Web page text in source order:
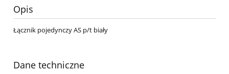
Opis
Łącznik pojedynczy AS p/t biały
Dane techniczne